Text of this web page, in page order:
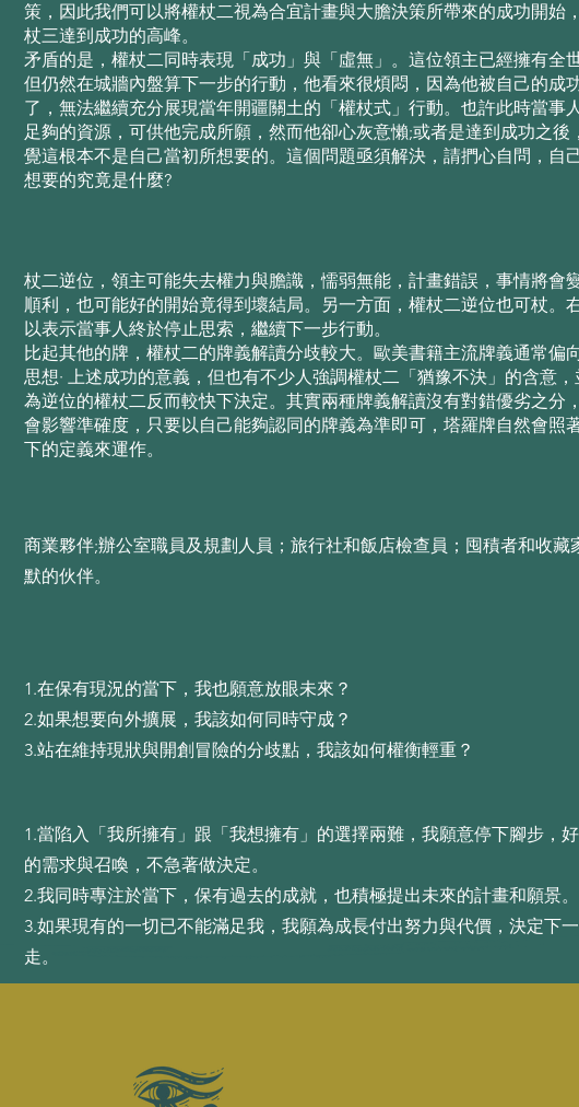
策，因此我們可以將權杖⼆視為合宜計畫與⼤膽決策所帶來的成功開始
杖三達到成功的⾼峰。
⽭盾的是，權杖⼆同時表現「成功」與「虛無」。這位領主已經擁有全
但仍然在城牆內盤算下⼀步的⾏動，他看來很煩悶，因為他被⾃⼰的成
了，無法繼續充分展現當年開疆關⼟的「權杖式」⾏動。也許此時當事
⾜夠的資源，可供他完成所願，然⽽他卻⼼灰意懶;或者是達到成功之後
覺這根本不是⾃⼰當初所想要的。這個問題亟須解決，請捫⼼⾃問，⾃
想要的究竟是什麼?
杖⼆逆位，領主可能失去權⼒與膽識，懦弱無能，計畫錯誤，事情將會
順利，也可能好的開始竟得到壞結局。另⼀⽅⾯，權杖⼆逆位也可杖。
以表⽰當事⼈終於停⽌思索，繼續下⼀步⾏動。
⽐起其他的牌，權杖⼆的牌義解讀分歧較⼤。歐美書籍主流牌義通常偏
思想· 上述成功的意義，但也有不少⼈強調權杖⼆「猶豫不決」的含意
為逆位的權杖⼆反⽽較快下決定。其實兩種牌義解讀沒有對錯優劣之分
會影響準確度，只要以⾃⼰能夠認同的牌義為準即可，塔羅牌⾃然會照
下的定義來運作。
商業夥伴;辦公室職員及規劃人員；旅行社和飯店檢查員；囤積者和收藏
默的伙伴。
1.在保有現況的當下，我也願意放眼未來？
2.如果想要向外擴展，我該如何同時守成？
3.站在維持現狀與開創冒險的分歧點，我該如何權衡輕重？
1.當陷⼊「我所擁有」跟「我想擁有」的選擇兩難，我願意停下腳步，
的需求與召喚，不急著做決定。
2.我同時專注於當下，保有過去的成就，也積極提出未來的計畫和願景。
3.如果現有的⼀切已不能滿⾜我，我願為成⻑付出努⼒與代價，決定下
⾛。